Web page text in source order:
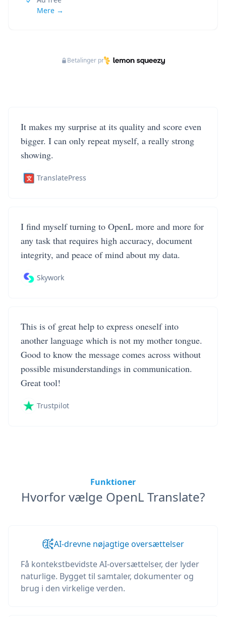
Mere →
Betalinger pr
It makes my surprise at its quality and score even
bigger. I can only repeat myself, a really strong
showing.
TranslatePress
I find myself turning to OpenL more and more for
any task that requires high accuracy, document
integrity, and peace of mind about my data.
Skywork
This is of great help to express oneself into
another language which is not my mother tongue.
Good to know the message comes across without
possible misunderstandings in communication.
Great tool!
Trustpilot
Funktioner
Hvorfor vælge OpenL Translate?
AI-drevne nøjagtige oversættelser
Få kontekstbevidste AI-oversættelser, der lyder
naturlige. Bygget til samtaler, dokumenter og
brug i den virkelige verden.